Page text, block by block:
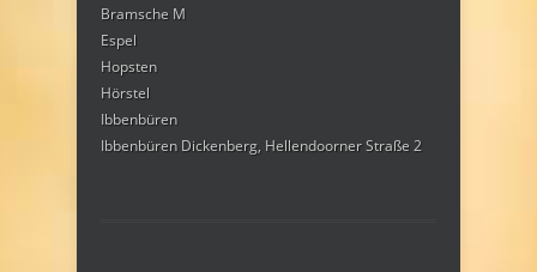
Bramsche M
Espel
Hopsten
Hörstel
Ibbenbüren
Ibbenbüren Dickenberg, Hellendoorner Straße 2